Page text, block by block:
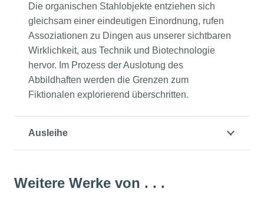
Die organischen Stahlobjekte entziehen sich
gleichsam einer eindeutigen Einordnung, rufen
Assoziationen zu Dingen aus unserer sichtbaren
Wirklichkeit, aus Technik und Biotechnologie
hervor. Im Prozess der Auslotung des
Abbildhaften werden die Grenzen zum
Fiktionalen explorierend überschritten.
Ausleihe
Weitere Werke von . . .